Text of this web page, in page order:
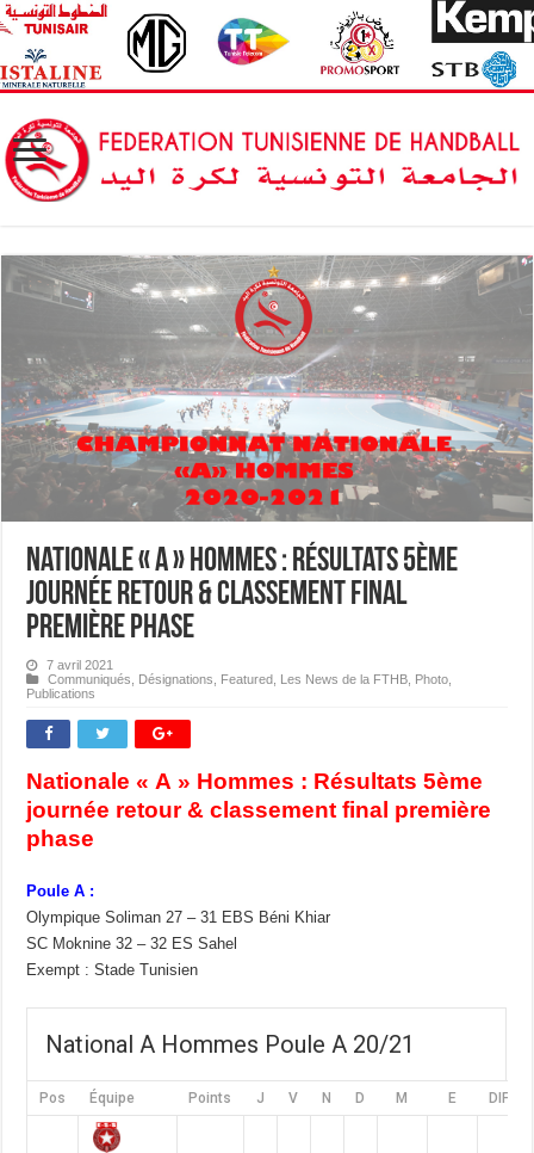
Nationale « A » Hommes : Résultats 5ème
journée retour & classement final
première phase
7 avril 2021
Communiqués
Désignations Featured Les News de la FTHB Photo
Publications
Nationale « A » Hommes : Résultats 5ème
journée retour & classement final première
phase
Poule A :
Olympique Soliman 27 – 31 EBS Béni Khiar
SC Moknine 32 – 32 ES Sahel
Exempt : Stade Tunisien
National A Hommes Poule A 20/21
Pos Équipe Points J V N D M E DIFF